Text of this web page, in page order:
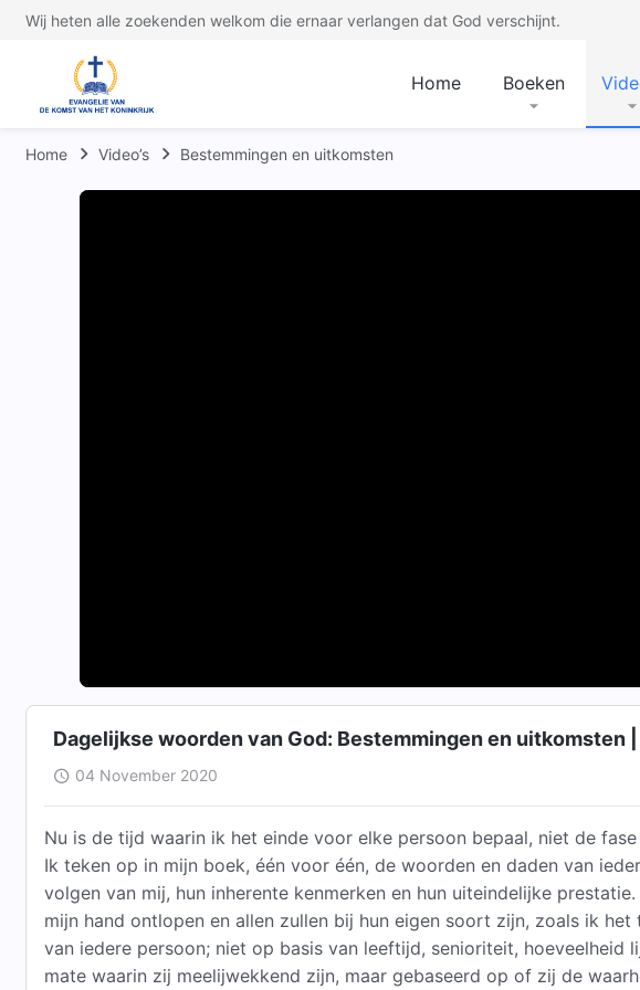
Wij heten alle zoekenden welkom die ernaar verlangen dat God verschijnt.
Home Boeken
Home Video’s Bestemmingen en uitkomsten
Dagelijkse woorden van God: Bestemmingen en uitkomsten
04 November 2020
Nu is de tijd waarin ik het einde voor elke persoon bepaal, niet de
Ik teken op in mijn boek, één voor één, de woorden en daden van
volgen van mij, hun inherente kenmerken en hun uiteindelijke
mijn hand ontlopen en allen zullen bij hun eigen soort zijn, zoals ik
van iedere persoon; niet op basis van leeftijd, senioriteit, hoeveelheid
mate waarin zij meelijwekkend zijn, maar gebaseerd op of zij de